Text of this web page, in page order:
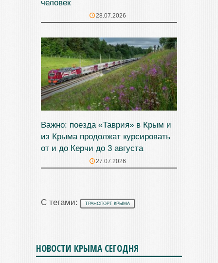
человек
28.07.2026
Важно: поезда «Таврия» в Крым и
из Крыма продолжат курсировать
от и до Керчи до 3 августа
27.07.2026
С тегами: ТРАНСПОРТ КРЫМА
НОВОСТИ КРЫМА СЕГОДНЯ